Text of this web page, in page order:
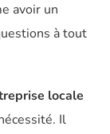
avoir un
à tout
locale
Il